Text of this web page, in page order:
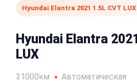
Hyundai Elantra 2021 1.5L CVT LUX
Hyundai Elantra
LUX
31000км Автоматическая